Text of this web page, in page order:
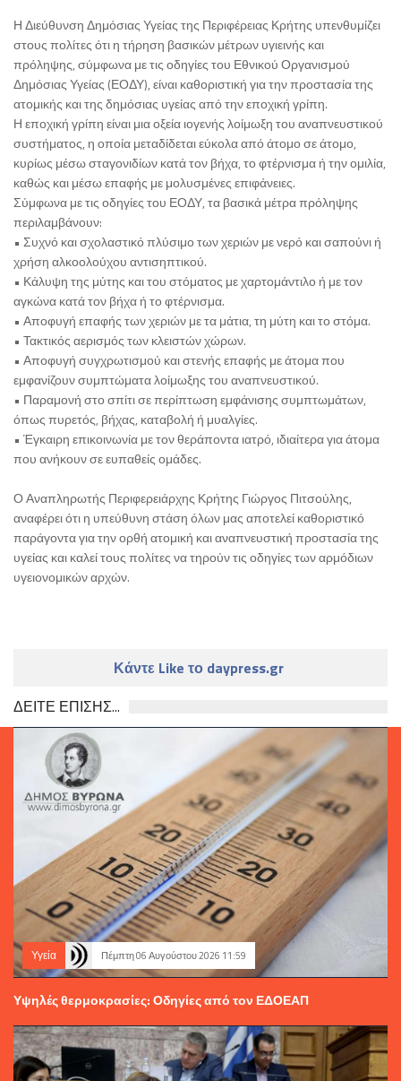
Η Διεύθυνση Δημόσιας Υγείας της Περιφέρειας Κρήτης υπενθυμίζει
στους πολίτες ότι η τήρηση βασικών μέτρων υγιεινής και
πρόληψης, σύμφωνα με τις οδηγίες του Εθνικού Οργανισμού
Δημόσιας Υγείας (ΕΟΔΥ), είναι καθοριστική για την προστασία της
ατομικής και της δημόσιας υγείας από την εποχική γρίπη.
Η εποχική γρίπη είναι μια οξεία ιογενής λοίμωξη του αναπνευστικού
συστήματος, η οποία μεταδίδεται εύκολα από άτομο σε άτομο,
κυρίως μέσω σταγονιδίων κατά τον βήχα, το φτέρνισμα ή την ομιλία,
καθώς και μέσω επαφής με μολυσμένες επιφάνειες.
Σύμφωνα με τις οδηγίες του ΕΟΔΥ, τα βασικά μέτρα πρόληψης
περιλαμβάνουν:
• Συχνό και σχολαστικό πλύσιμο των χεριών με νερό και σαπούνι ή
χρήση αλκοολούχου αντισηπτικού.
• Κάλυψη της μύτης και του στόματος με χαρτομάντιλο ή με τον
αγκώνα κατά τον βήχα ή το φτέρνισμα.
• Αποφυγή επαφής των χεριών με τα μάτια, τη μύτη και το στόμα.
• Τακτικός αερισμός των κλειστών χώρων.
• Αποφυγή συγχρωτισμού και στενής επαφής με άτομα που
εμφανίζουν συμπτώματα λοίμωξης του αναπνευστικού.
• Παραμονή στο σπίτι σε περίπτωση εμφάνισης συμπτωμάτων,
όπως πυρετός, βήχας, καταβολή ή μυαλγίες.
• Έγκαιρη επικοινωνία με τον θεράποντα ιατρό, ιδιαίτερα για άτομα
που ανήκουν σε ευπαθείς ομάδες.
Ο Αναπληρωτής Περιφερειάρχης Κρήτης Γιώργος Πιτσούλης,
αναφέρει ότι η υπεύθυνη στάση όλων μας αποτελεί καθοριστικό
παράγοντα για την ορθή ατομική και αναπνευστική προστασία της
υγείας και καλεί τους πολίτες να τηρούν τις οδηγίες των αρμόδιων
υγειονομικών αρχών.
Κάντε Like το daypress.gr
ΔΕΙΤΕ ΕΠΙΣΗΣ...
Υγεία Πέμπτη 06 Αυγούστου 2026 11:59
Υψηλές θερμοκρασίες: Οδηγίες από τον ΕΔΟΕΑΠ